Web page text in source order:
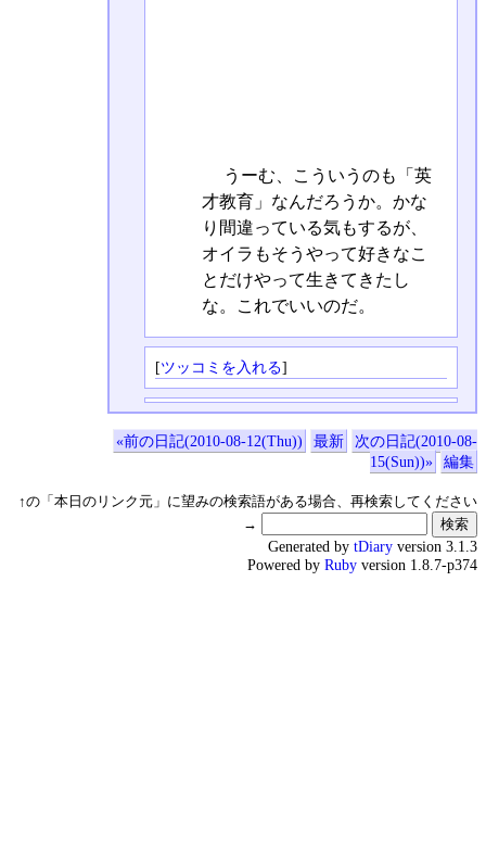
うーむ、こういうのも「英
才教育」なんだろうか。かな
り間違っている気もするが、
オイラもそうやって好きなこ
とだけやって生きてきたし
な。これでいいのだ。
[ツッコミを入れる]
«前の日記(2010-08-12(Thu)) 最新
次の日記(2010-08-
15(Sun))»
編集
↑の「本日のリンク元」に望みの検索語がある場合、再検索してください
→
Generated by tDiary version 3.1.3
Powered by Ruby version 1.8.7-p374